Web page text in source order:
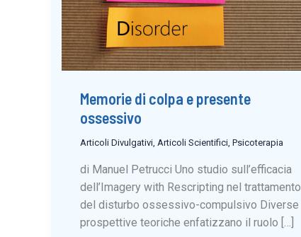
Memorie di colpa e presente
ossessivo
Articoli Divulgativi, Articoli Scientifici, Psicoterapia
di Manuel Petrucci Uno studio sull’efficacia
dell’Imagery with Rescripting nel trattamento
del disturbo ossessivo-compulsivo Diverse
prospettive teoriche enfatizzano il ruolo […]